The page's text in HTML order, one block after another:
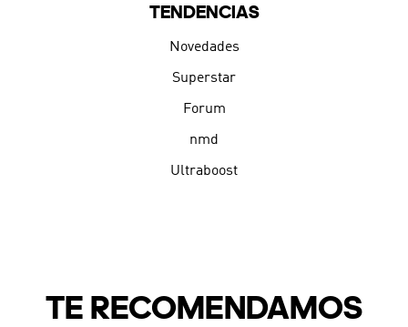
TENDENCIAS
Novedades
Superstar
Forum
nmd
Ultraboost
TE RECOMENDAMOS